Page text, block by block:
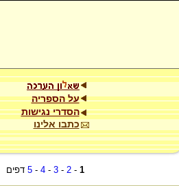
על הספריה
הסדרי נגישות
כתבו אלינו
1
-
2
-
3
-
4
-
5 דפים